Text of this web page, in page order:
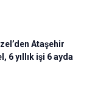
Ataşehir
6 yıllık işi 6 ayda